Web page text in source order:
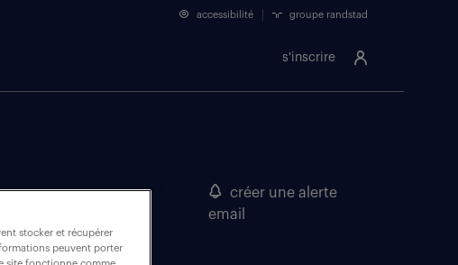
s'inscrire
accessibilité groupe randstad
créer une alerte
email
stocker et récupérer
peuvent porter